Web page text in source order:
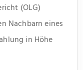
(OLG)
Nachbarn eines
in Höhe